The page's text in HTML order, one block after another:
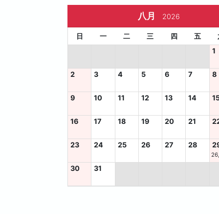
八月 2026
日 一 二 三 四 五
1
2 3 4 5 6 7 8
9 10 11 12 13 14
16 17 18 19 20 21
23 24 25 26 27 28
30 31